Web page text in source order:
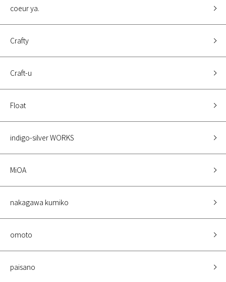
coeur ya.
Crafty
Craft-u
Float
indigo-silver WORKS
MiOA
nakagawa kumiko
omoto
paisano